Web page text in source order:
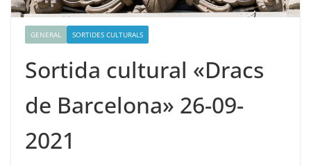
GENERAL SORTIDES CULTURALS
Sortida cultural «Dracs
de Barcelona» 26-09-
2021